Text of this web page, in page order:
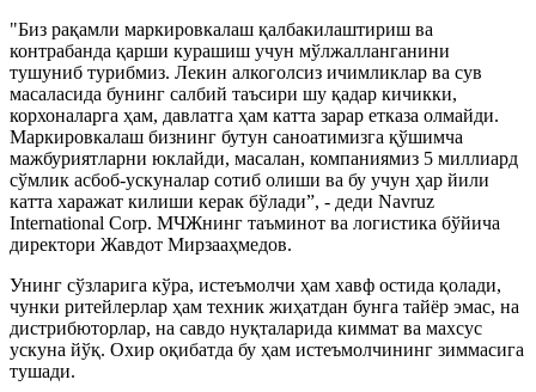
"Биз рақамли маркировкалаш қалбакилаштириш ва
контрабанда қарши курашиш учун мўлжалланганини
тушуниб турибмиз. Лекин алкоголсиз ичимликлар ва сув
масаласида бунинг салбий таъсири шу қадар кичикки,
корхоналарга ҳам, давлатга ҳам катта зарар етказа олмайди.
Маркировкалаш бизнинг бутун саноатимизга қўшимча
мажбуриятларни юклайди, масалан, компаниямиз 5 миллиард
сўмлик асбоб-ускуналар сотиб олиши ва бу учун ҳар йили
катта харажат килиши керак бўлади”, - деди Navruz
International Corp. МЧЖнинг таъминот ва логистика бўйича
директори Жавдот Мирзааҳмедов.
Унинг сўзларига кўра, истеъмолчи ҳам хавф остида қолади,
чунки ритейлерлар ҳам техник жиҳатдан бунга тайёр эмас, на
дистрибюторлар, на савдо нуқталарида киммат ва махсус
ускуна йўқ. Охир оқибатда бу ҳам истеъмолчининг зиммасига
тушади.